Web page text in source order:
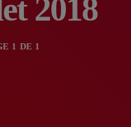
2018
1 DE 1